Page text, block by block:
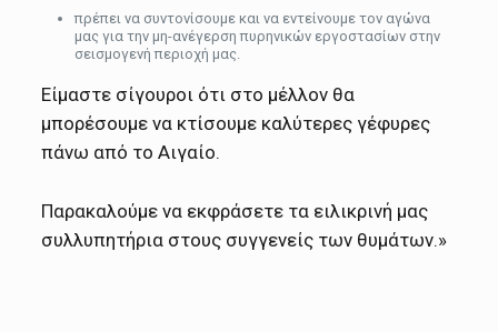
πρέπει να συντονίσουμε και να εντείνουμε τον αγώνα
μας για την μη-ανέγερση πυρηνικών εργοστασίων στην
σεισμογενή περιοχή μας.
Είμαστε σίγουροι ότι στο μέλλον θα
μπορέσουμε να κτίσουμε καλύτερες γέφυρες
πάνω από το Αιγαίο.
Παρακαλούμε να εκφράσετε τα ειλικρινή μας
συλλυπητήρια στους συγγενείς των θυμάτων.»